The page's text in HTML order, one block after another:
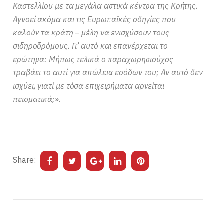
Καστελλίου με τα μεγάλα αστικά κέντρα της Κρήτης.
Αγνοεί ακόμα και τις Ευρωπαϊκές οδηγίες που
καλούν τα κράτη – μέλη να ενισχύσουν τους
σιδηροδρόμους. Γι’ αυτό και επανέρχεται το
ερώτημα: Μήπως τελικά ο παραχωρησιούχος
τραβάει το αυτί για απώλεια εσόδων του; Αν αυτό δεν
ισχύει, γιατί με τόσα επιχειρήματα αρνείται
πεισματικά;».
Share: